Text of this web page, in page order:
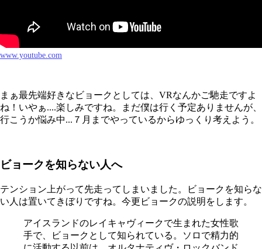
www.youtube.com
まぁ最先端好きなビョークとしては、VRなんかご馳走ですよ
ね！いやぁ....楽しみですね。まだ僕は行く予定ありませんが、
行こうか悩み中...７月までやっているからゆっくり考えよう。
ビョークを知らない人へ
テンション上がって先走ってしまいました。ビョークを知らな
い人は置いてきぼりですね。今更ビョークの説明をします。
アイスランドのレイキャヴィークで生まれた女性歌
手で、ビョークとして知られている。ソロで精力的